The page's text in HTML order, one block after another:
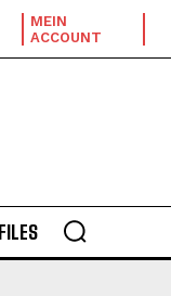
MEIN
ACCOUNT
FILES